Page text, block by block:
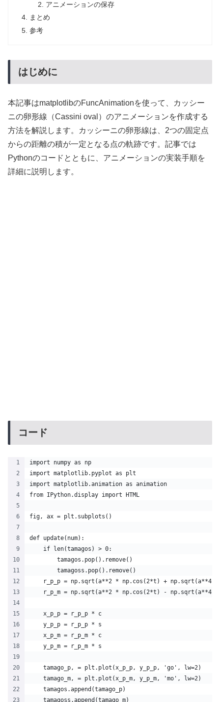
アニメーションの保存
まとめ
参考
はじめに
本記事はmatplotlibのFuncAnimationを使って、カッシー
ニの卵形線（Cassini oval）のアニメーションを作成する
方法を解説します。カッシーニの卵形線は、2つの固定点
からの距離の積が一定となる点の軌跡です。記事では
Pythonのコードとともに、アニメーションの実装手順を
詳細に説明します。
コード
import numpy as np
import matplotlib.pyplot as plt
import matplotlib.animation as animation
from IPython.display import HTML
fig, ax = plt.subplots()
def update(num):
    if len(tamagos) > 0:
        tamagos.pop().remove()
        tamagoss.pop().remove()
r_p_p = np.sqrt(a**2 * np.cos(2*t) + np.sqrt(a**4
r_p_m = np.sqrt(a**2 * np.cos(2*t) - np.sqrt(a**4
    x_p_p = r_p_p * c
    y_p_p = r_p_p * s
    x_p_m = r_p_m * c
    y_p_m = r_p_m * s
    tamago_p, = plt.plot(x_p_p, y_p_p, 'go', lw=2)
    tamago_m, = plt.plot(x_p_m, y_p_m, 'mo', lw=2)
    tamagos.append(tamago_p)
    tamagoss.append(tamago_m)